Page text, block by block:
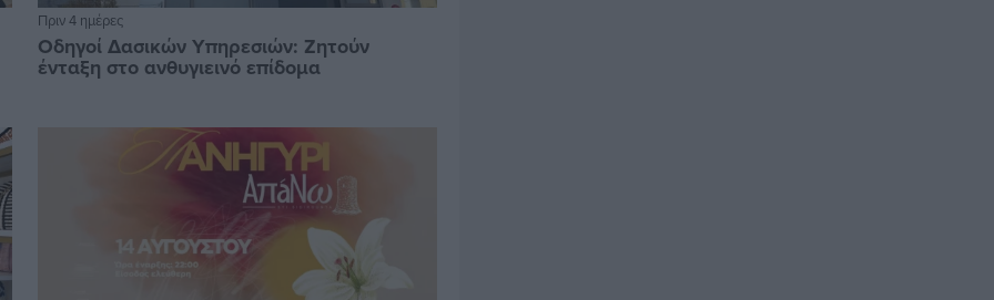
Πριν 4 ημέρες
Οδηγοί Δασικών Υπηρεσιών: Ζητούν
ένταξη στο ανθυγιεινό επίδομα